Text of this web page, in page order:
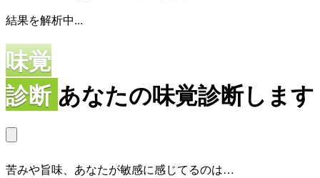
結果を解析中...
味覚
診断 あなたの味覚診断します
苦みや旨味、あなたが敏感に感じてるのは…